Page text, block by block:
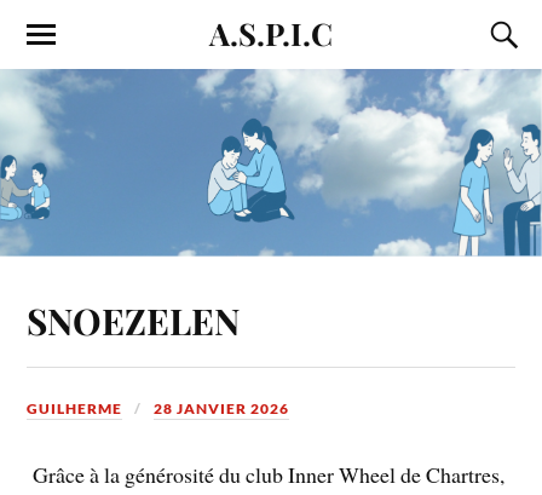
A.S.P.I.C
SNOEZELEN
GUILHERME 28 JANVIER 2026
Grâce à la générosité du club Inner Wheel de Chartres,